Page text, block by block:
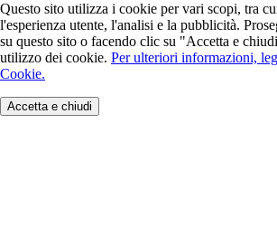
Questo sito utilizza i cookie per vari scopi, tra
l'esperienza utente, l'analisi e la pubblicità.
su questo sito o facendo clic su "Accetta e
utilizzo dei cookie. Per ulteriori informazioni,
Cookie.
Accetta e chiudi